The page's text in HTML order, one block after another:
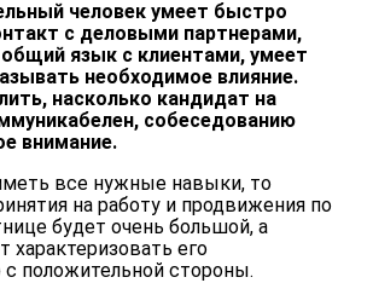
человек умеет быстро
с деловыми партнерами,
язык с клиентами, умеет
необходимое влияние.
насколько кандидат на
собеседованию
внимание.
все нужные навыки, то
на работу и продвижения по
будет очень большой, а
характеризовать его
с положительной стороны.